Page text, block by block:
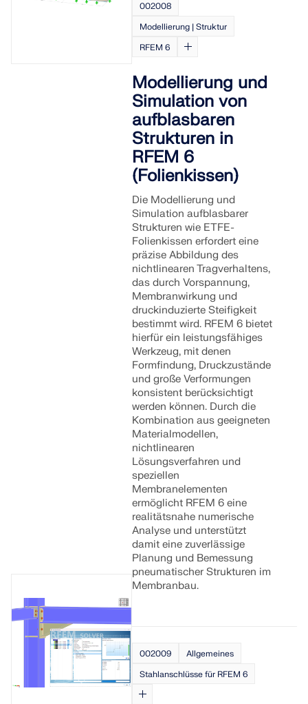
002008
Modellierung | Struktur
RFEM 6
Modellierung und
Simulation von
aufblasbaren
Strukturen in
RFEM 6
(Folienkissen)
Die Modellierung und
Simulation aufblasbarer
Strukturen wie ETFE-
Folienkissen erfordert eine
präzise Abbildung des
nichtlinearen Tragverhaltens,
das durch Vorspannung,
Membranwirkung und
druckinduzierte Steifigkeit
bestimmt wird. RFEM 6 bietet
hierfür ein leistungsfähiges
Werkzeug, mit denen
Formfindung, Druckzustände
und große Verformungen
konsistent berücksichtigt
werden können. Durch die
Kombination aus geeigneten
Materialmodellen,
nichtlinearen
Lösungsverfahren und
speziellen
Membranelementen
ermöglicht RFEM 6 eine
realitätsnahe numerische
Analyse und unterstützt
damit eine zuverlässige
Planung und Bemessung
pneumatischer Strukturen im
Membranbau.
002009
Allgemeines
Stahlanschlüsse für RFEM 6